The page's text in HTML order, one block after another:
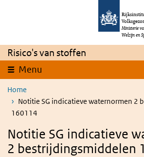
Overslaan en naar de inhoud gaan
Ministerie
Welzijn en
Risico's van stoffen
Menu
Home
Notitie SG indicatieve waternormen 2
160114
Notitie SG indicatieve
2 bestrijdingsmiddelen